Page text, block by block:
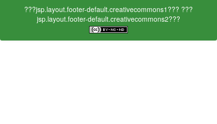
???jsp.layout.footer-default.creativecommons1??? ???
jsp.layout.footer-default.creativecommons2???